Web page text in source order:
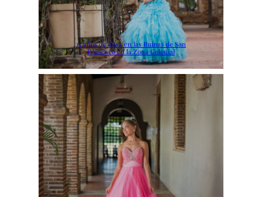
15 años de Elisa en las Ruinas de San
Francisco en la Zona Colonial